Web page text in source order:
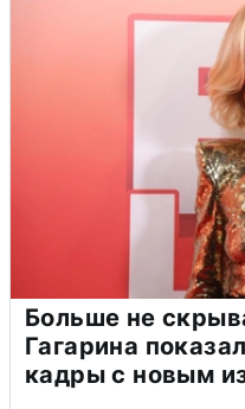
Больше не
Гагарина
кадры с новым